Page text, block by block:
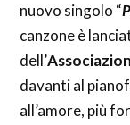
nuovo singolo “
canzone è
dell’
davanti al
all’amore, più